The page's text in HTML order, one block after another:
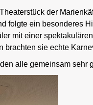
der
folgte ein besonderes
mit einer
brachten sie echte
alle gemeinsam sehr